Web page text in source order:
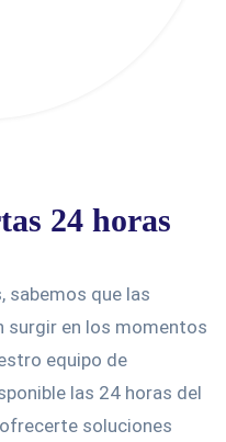
24 horas
sabemos que las
surgir en los momentos
equipo de
las 24 horas del
soluciones